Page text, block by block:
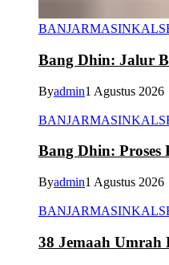
BANJARMASIN
Bang Dhin: Jalur
Byadmin1 Agustus 2026
BANJARMASIN
Bang Dhin:
Byadmin1 Agustus 2026
BANJARMASIN
38 Jemaah Umrah